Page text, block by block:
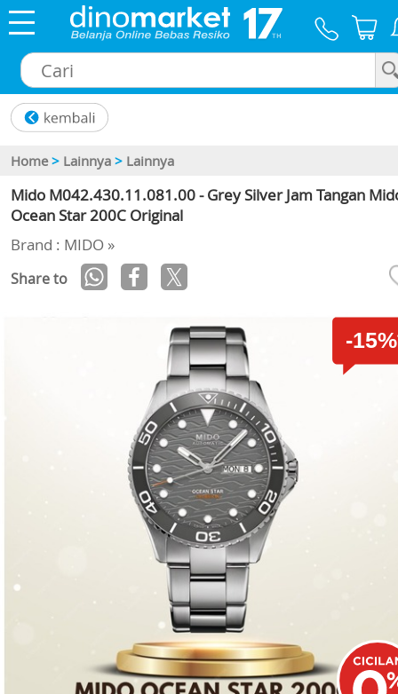
Home > Lainnya > Lainnya
Mido M042.430.11.081.00 - Grey Silver Jam Tangan
Ocean Star 200C Original
Brand : MIDO »
Share to
-